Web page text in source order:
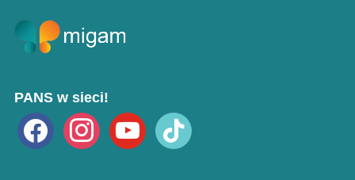
PANS w sieci!
facebook instagramyoutube tiktok